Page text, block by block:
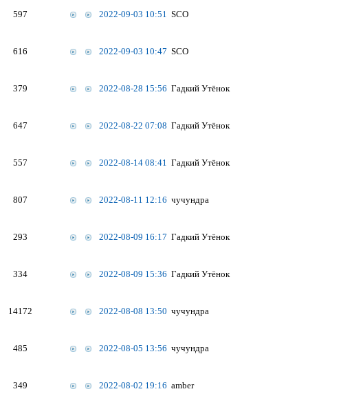
597 2022-09-03 10:51 SCO
616 2022-09-03 10:47 SCO
379 2022-08-28 15:56 Гадкий Утёнок
647 2022-08-22 07:08 Гадкий Утёнок
557 2022-08-14 08:41 Гадкий Утёнок
807 2022-08-11 12:16 чучундра
293 2022-08-09 16:17 Гадкий Утёнок
334 2022-08-09 15:36 Гадкий Утёнок
14172 2022-08-08 13:50 чучундра
485 2022-08-05 13:56 чучундра
349 2022-08-02 19:16 amber